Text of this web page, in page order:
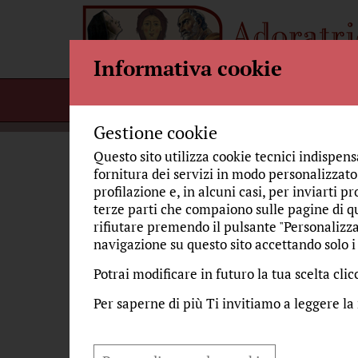
EDUCARE LO SGUARDO
IL VOLTO DEL BELLISSIMO
L'ANGOLO DELLA MUSICA
Informativa cookie
Gestione cookie
Questo sito utilizza cookie tecnici
fornitura dei servizi in modo
profilazione e, in alcuni casi, per inviarti
terze parti che compaiono sulle pagine di
rifiutare premendo il pulsante
navigazione su questo sito accettando
Potrai modificare in futuro la tua scelta
Per saperne di più Ti invitiamo a leggere